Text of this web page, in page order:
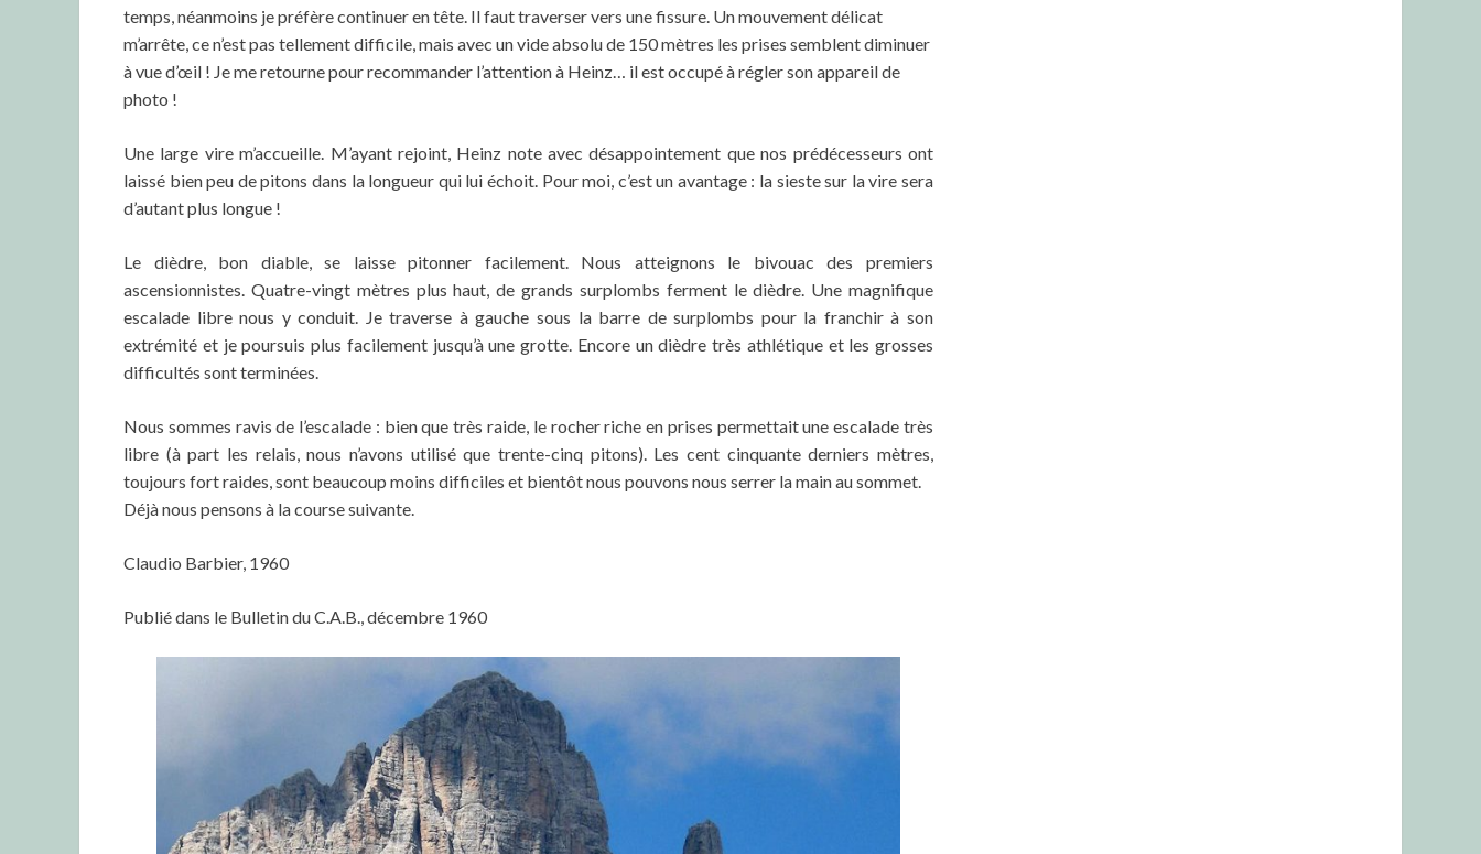
temps, néanmoins je préfère continuer en tête. Il faut traverser vers une fissure. Un mouvement délicat
m’arrête, ce n’est pas tellement difficile, mais avec un vide absolu de 150 mètres les prises semblent diminuer
à vue d’œil ! Je me retourne pour recommander l’attention à Heinz… il est occupé à régler son appareil de
photo !
Une large vire m’accueille. M’ayant rejoint, Heinz note avec désappointement que nos prédécesseurs ont
laissé bien peu de pitons dans la longueur qui lui échoit. Pour moi, c’est un avantage : la sieste sur la vire sera
d’autant plus longue !
Le dièdre, bon diable, se laisse pitonner facilement. Nous atteignons le bivouac des premiers
ascensionnistes. Quatre-vingt mètres plus haut, de grands surplombs ferment le dièdre. Une magnifique
escalade libre nous y conduit. Je traverse à gauche sous la barre de surplombs pour la franchir à son
extrémité et je poursuis plus facilement jusqu’à une grotte. Encore un dièdre très athlétique et les grosses
difficultés sont terminées.
Nous sommes ravis de l’escalade : bien que très raide, le rocher riche en prises permettait une escalade très
libre (à part les relais, nous n’avons utilisé que trente-cinq pitons). Les cent cinquante derniers mètres,
toujours fort raides, sont beaucoup moins difficiles et bientôt nous pouvons nous serrer la main au sommet.
Déjà nous pensons à la course suivante.
Claudio Barbier, 1960
Publié dans le Bulletin du C.A.B., décembre 1960